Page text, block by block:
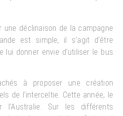
une déclinaison de la campagne
est simple, il s’agit d’être
lui donner envie d’utiliser le bus
à proposer une création
de l’interceltie. Cette année, le
l’Australie. Sur les différents